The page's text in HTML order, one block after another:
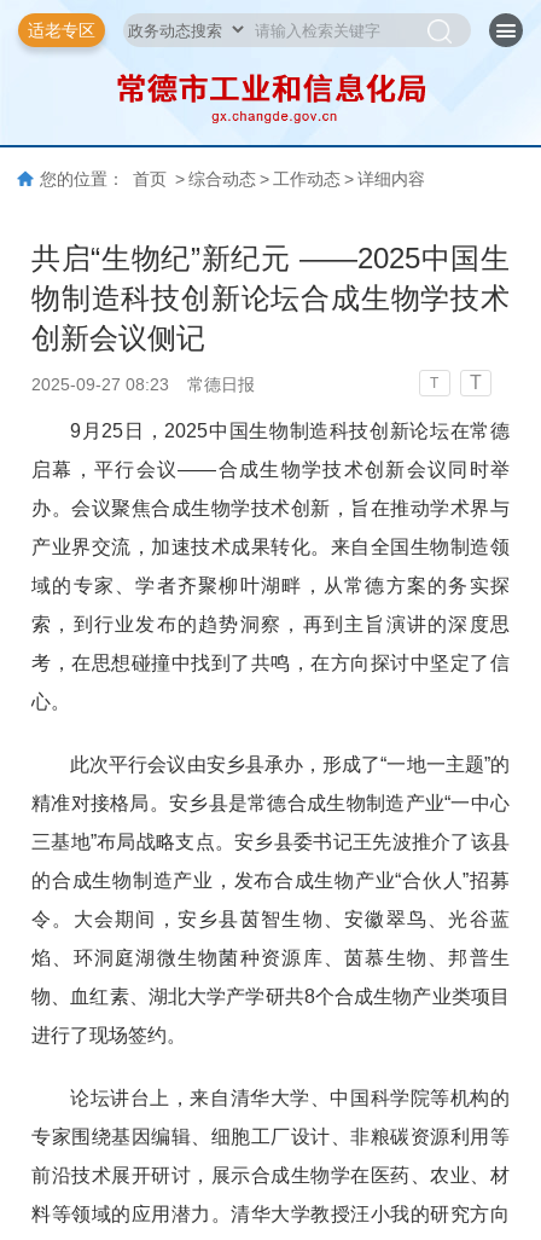
适老专区
您的位置： 首页 > 综合动态 > 工作动态 > 详细内容
共启“生物纪”新纪元 ——2025中国生
物制造科技创新论坛合成生物学技术
创新会议侧记
2025-09-27 08:23 常德日报 T T
9月25日，2025中国生物制造科技创新论坛在常德
启幕，平行会议——合成生物学技术创新会议同时举
办。会议聚焦合成生物学技术创新，旨在推动学术界与
产业界交流，加速技术成果转化。来自全国生物制造领
域的专家、学者齐聚柳叶湖畔，从常德方案的务实探
索，到行业发布的趋势洞察，再到主旨演讲的深度思
考，在思想碰撞中找到了共鸣，在方向探讨中坚定了信
心。
此次平行会议由安乡县承办，形成了“一地一主题”的
精准对接格局。安乡县是常德合成生物制造产业“一中心
三基地”布局战略支点。安乡县委书记王先波推介了该县
的合成生物制造产业，发布合成生物产业“合伙人”招募
令。大会期间，安乡县茵智生物、安徽翠鸟、光谷蓝
焰、环洞庭湖微生物菌种资源库、茵慕生物、邦普生
物、血红素、湖北大学产学研共8个合成生物产业类项目
进行了现场签约。
论坛讲台上，来自清华大学、中国科学院等机构的
专家围绕基因编辑、细胞工厂设计、非粮碳资源利用等
前沿技术展开研讨，展示合成生物学在医药、农业、材
料等领域的应用潜力。清华大学教授汪小我的研究方向